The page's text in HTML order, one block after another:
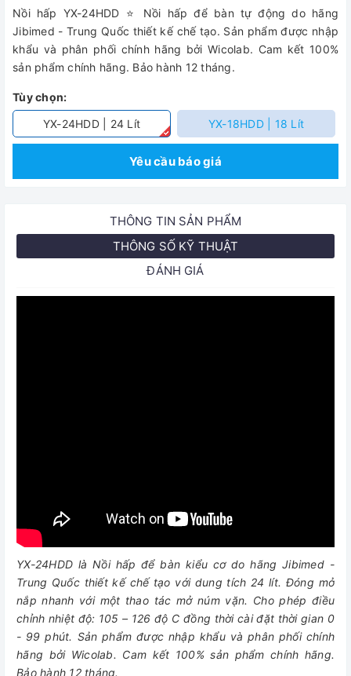
Nồi hấp YX-24HDD ⭐ Nồi hấp để bàn tự động do hãng
Jibimed - Trung Quốc thiết kế chế tạo. Sản phẩm được nhập
khẩu và phân phối chính hãng bởi Wicolab. Cam kết 100%
sản phẩm chính hãng. Bảo hành 12 tháng.
Tùy chọn:
YX-24HDD | 24 Lít
YX-18HDD | 18 Lít
Yêu cầu báo giá
THÔNG TIN SẢN PHẨM
THÔNG SỐ KỸ THUẬT
ĐÁNH GIÁ
YX-24HDD là Nồi hấp để bàn kiểu cơ do hãng Jibimed -
Trung Quốc thiết kế chế tạo với dung tích 24 lít. Đóng mở
nắp nhanh với một thao tác mở núm vặn. Cho phép điều
chỉnh nhiệt độ: 105 – 126 độ C đồng thời cài đặt thời gian 0
- 99 phút. Sản phẩm được nhập khẩu và phân phối chính
hãng bởi Wicolab. Cam kết 100% sản phẩm chính hãng.
Bảo hành 12 tháng.